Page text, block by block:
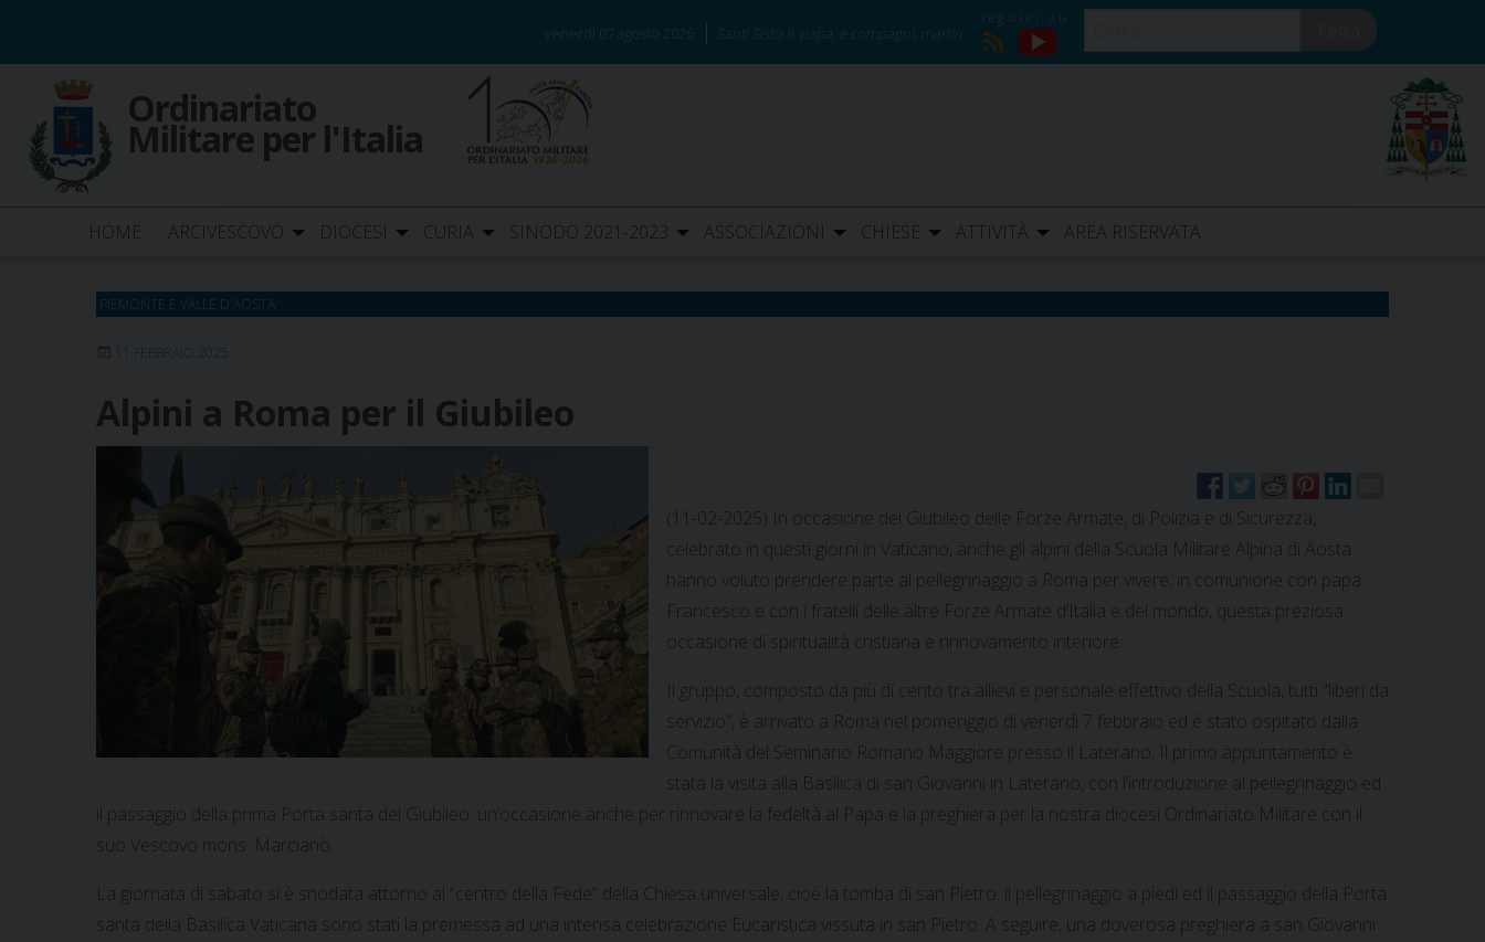
content
venerdì 07 agosto 2026 Santi Sisto II, papa, e compagni, martiri
RSS
YouTube
Ordinariato
Militare per l'Italia
HOME ARCIVESCOVO DIOCESI CURIA SINODO 2021-2023 ASSOCIAZIONI CHIESE ATTIVITÀ AREA RISERVATA
PIEMONTE E VALLE D'AOSTA
11 FEBBRAIO 2025
Alpini a Roma per il Giubileo
(11-02-2025) In occasione del Giubileo delle Forze Armate, di Polizia e di Sicurezza,
celebrato in questi giorni in Vaticano, anche gli alpini della Scuola Militare Alpina di Aosta
hanno voluto prendere parte al pellegrinaggio a Roma per vivere, in comunione con papa
Francesco e con i fratelli delle altre Forze Armate d’Italia e del mondo, questa preziosa
occasione di spiritualità cristiana e rinnovamento interiore.
Il gruppo, composto da più di cento tra allievi e personale effettivo della Scuola, tutti “liberi da
servizio”, è arrivato a Roma nel pomeriggio di venerdì 7 febbraio ed è stato ospitato dalla
Comunità del Seminario Romano Maggiore presso il Laterano. Il primo appuntamento è
stata la visita alla Basilica di san Giovanni in Laterano, con l’introduzione al pellegrinaggio ed
il passaggio della prima Porta santa del Giubileo: un’occasione anche per rinnovare la fedeltà al Papa e la preghiera per la nostra diocesi Ordinariato Militare con il
suo Vescovo mons. Marcianò.
La giornata di sabato si è snodata attorno al “centro della Fede” della Chiesa universale, cioè la tomba di san Pietro: il pellegrinaggio a piedi ed il passaggio della Porta
santa della Basilica Vaticana sono stati la premessa ad una intensa celebrazione Eucaristica vissuta in san Pietro. A seguire, una doverosa preghiera a san Giovanni